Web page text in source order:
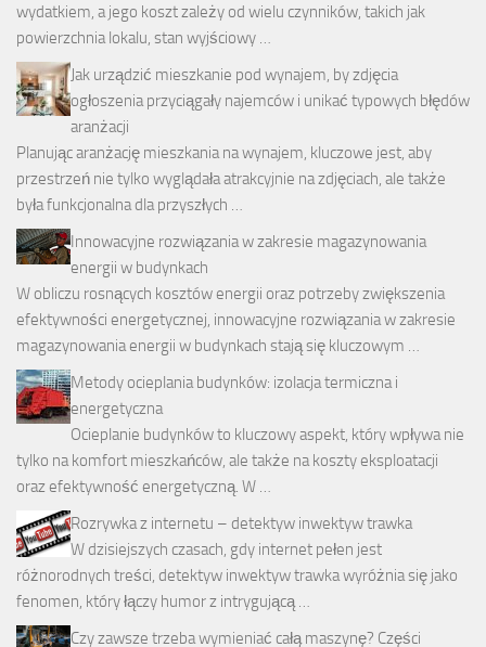
wydatkiem, a jego koszt zależy od wielu czynników, takich jak
powierzchnia lokalu, stan wyjściowy …
Jak urządzić mieszkanie pod wynajem, by zdjęcia
ogłoszenia przyciągały najemców i unikać typowych błędów
aranżacji
Planując aranżację mieszkania na wynajem, kluczowe jest, aby
przestrzeń nie tylko wyglądała atrakcyjnie na zdjęciach, ale także
była funkcjonalna dla przyszłych …
Innowacyjne rozwiązania w zakresie magazynowania
energii w budynkach
W obliczu rosnących kosztów energii oraz potrzeby zwiększenia
efektywności energetycznej, innowacyjne rozwiązania w zakresie
magazynowania energii w budynkach stają się kluczowym …
Metody ocieplania budynków: izolacja termiczna i
energetyczna
Ocieplanie budynków to kluczowy aspekt, który wpływa nie
tylko na komfort mieszkańców, ale także na koszty eksploatacji
oraz efektywność energetyczną. W …
Rozrywka z internetu – detektyw inwektyw trawka
W dzisiejszych czasach, gdy internet pełen jest
różnorodnych treści, detektyw inwektyw trawka wyróżnia się jako
fenomen, który łączy humor z intrygującą …
Czy zawsze trzeba wymieniać całą maszynę? Części